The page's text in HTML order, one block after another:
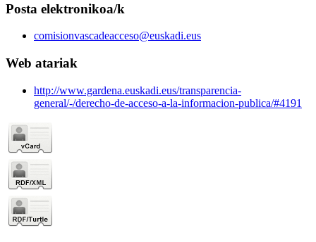
Posta elektronikoa/k
comisionvascadeacceso@euskadi.eus
Web atariak
http://www.gardena.euskadi.eus/transparencia-
general/-/derecho-de-acceso-a-la-informacion-publica/#4191